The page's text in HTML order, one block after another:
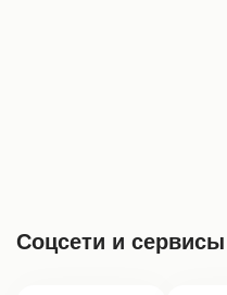
Соцсети и сервисы